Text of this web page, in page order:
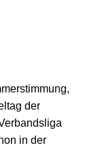
der
in der